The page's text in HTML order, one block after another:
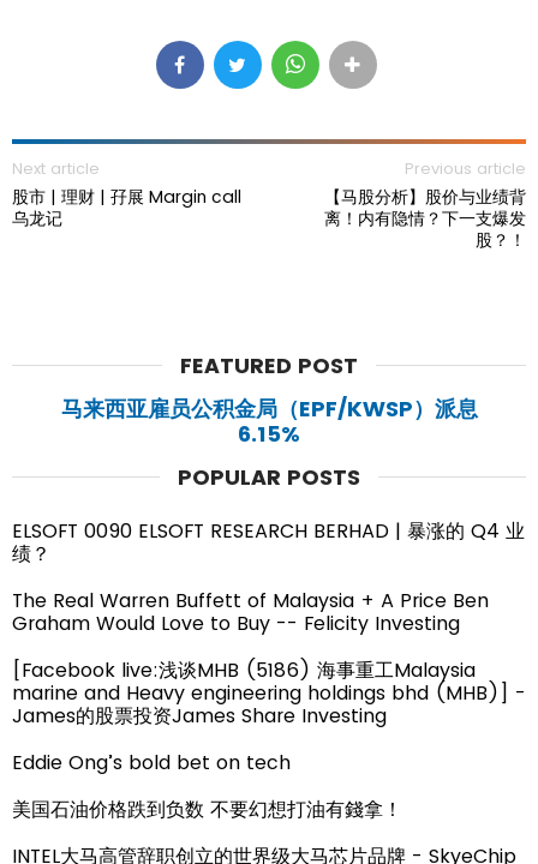
Next article
股市 | 理财 | 孖展 Margin call
乌龙记
Previous article
【马股分析】股价与业绩背
离！内有隐情？下一支爆发
股？！
FEATURED POST
马来西亚雇员公积金局（EPF/KWSP）派息
6.15%
POPULAR POSTS
ELSOFT 0090 ELSOFT RESEARCH BERHAD | 暴涨的 Q4 业
绩？
The Real Warren Buffett of Malaysia + A Price Ben
Graham Would Love to Buy -- Felicity Investing
[Facebook live:浅谈MHB (5186) 海事重工Malaysia
marine and Heavy engineering holdings bhd (MHB)] -
James的股票投资James Share Investing
Eddie Ong’s bold bet on tech
美国石油价格跌到负数 不要幻想打油有錢拿！
INTEL大马高管辞职创立的世界级大马芯片品牌 - SkyeChip